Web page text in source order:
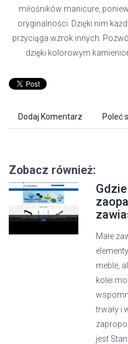
miłośników manicure,
oryginalności. Dzięki nim
przyciąga wzrok innych.
dzięki kolorowym
Dodaj Komentarz Poleć
Zobacz również:
Małe
meble,
kolei
trwały i
jest